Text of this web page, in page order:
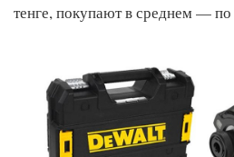
тенге, покупают в среднем —